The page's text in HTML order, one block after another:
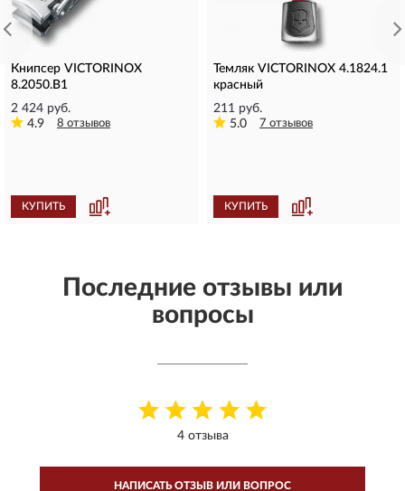
Книпсер VICTORINOX
8.2050.B1
2 424 руб.
4.9
8 отзывов
КУПИТЬ
Темляк VICTORINOX 4.1824.1
красный
211 руб.
5.0
7 отзывов
КУПИТЬ
Последние отзывы или
вопросы
4 отзыва
НАПИСАТЬ ОТЗЫВ ИЛИ ВОПРОС